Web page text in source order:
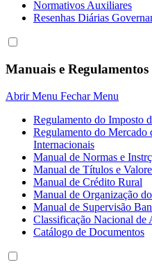
Normativos Auxiliares
Resenhas Diárias
Manuais e Regulamentos
Abrir Menu Fechar Menu
Regulamento do Imposto
Regulamento do Mercado
Internacionais
Manual de Normas e
Manual de Títulos e
Manual de Crédito Rural
Manual de Organização
Manual de Supervisão
Classificação Nacional de
Catálogo de Documentos